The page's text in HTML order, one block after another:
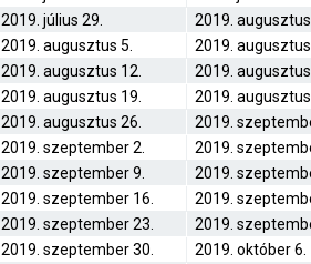
2019. július 29.
2019.
2019. augusztus 5.
2019.
2019. augusztus 12.
2019.
2019. augusztus 19.
2019.
2019. augusztus 26.
2019.
2019. szeptember 2.
2019.
2019. szeptember 9.
2019.
2019. szeptember 16.
2019.
2019. szeptember 23.
2019.
2019. szeptember 30.
2019. október 6.